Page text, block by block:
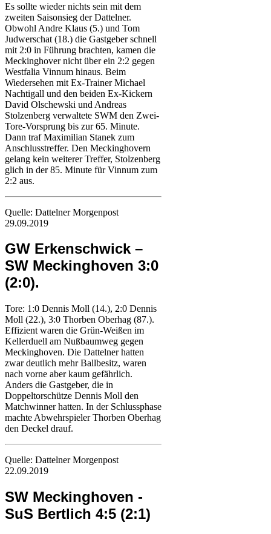
Es sollte wieder nichts sein mit dem
zweiten Saisonsieg der Dattelner.
Obwohl Andre Klaus (5.) und Tom
Judwerschat (18.) die Gastgeber schnell
mit 2:0 in Führung brachten, kamen die
Meckinghover nicht über ein 2:2 gegen
Westfalia Vinnum hinaus. Beim
Wiedersehen mit Ex-Trainer Michael
Nachtigall und den beiden Ex-Kickern
David Olschewski und Andreas
Stolzenberg verwaltete SWM den Zwei-
Tore-Vorsprung bis zur 65. Minute.
Dann traf Maximilian Stanek zum
Anschlusstreffer. Den Meckinghovern
gelang kein weiterer Treffer, Stolzenberg
glich in der 85. Minute für Vinnum zum
2:2 aus.
Quelle: Dattelner Morgenpost
29.09.2019
GW Erkenschwick –
SW Meckinghoven 3:0
(2:0).
Tore: 1:0 Dennis Moll (14.), 2:0 Dennis
Moll (22.), 3:0 Thorben Oberhag (87.).
Effizient waren die Grün-Weißen im
Kellerduell am Nußbaumweg gegen
Meckinghoven. Die Dattelner hatten
zwar deutlich mehr Ballbesitz, waren
nach vorne aber kaum gefährlich.
Anders die Gastgeber, die in
Doppeltorschütze Dennis Moll den
Matchwinner hatten. In der Schlussphase
machte Abwehrspieler Thorben Oberhag
den Deckel drauf.
Quelle: Dattelner Morgenpost
22.09.2019
SW Meckinghoven -
SuS Bertlich 4:5 (2:1)